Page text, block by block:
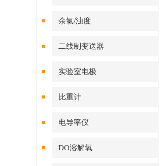
余氯/浊度
二线制变送器
实验室电极
比重计
电导率仪
DO溶解氧